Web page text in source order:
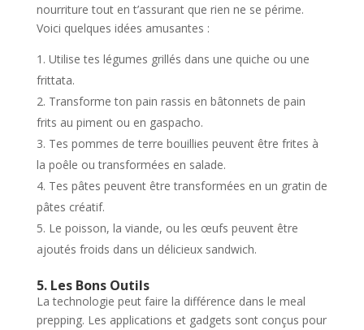
nourriture tout en t’assurant que rien ne se périme.
Voici quelques idées amusantes :
Utilise tes légumes grillés dans une quiche ou une
frittata.
Transforme ton pain rassis en bâtonnets de pain
frits au piment ou en gaspacho.
Tes pommes de terre bouillies peuvent être frites à
la poêle ou transformées en salade.
Tes pâtes peuvent être transformées en un gratin de
pâtes créatif.
Le poisson, la viande, ou les œufs peuvent être
ajoutés froids dans un délicieux sandwich.
5. Les Bons Outils
La technologie peut faire la différence dans le meal
prepping. Les applications et gadgets sont conçus pour